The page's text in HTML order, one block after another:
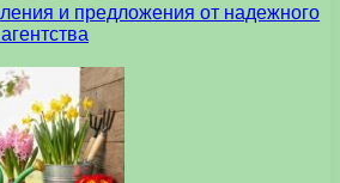
и предложения от надежного